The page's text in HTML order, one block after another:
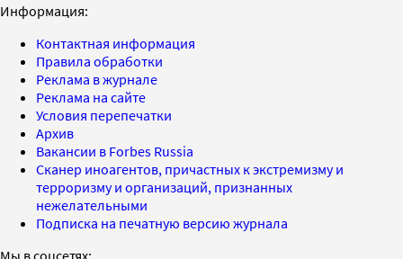
Информация:
Контактная информация
Правила обработки
Реклама в журнале
Реклама на сайте
Условия перепечатки
Архив
Вакансии в Forbes Russia
Сканер иноагентов, причастных к экстремизму и
терроризму и организаций, признанных
нежелательными
Подписка на печатную версию журнала
Мы в соцсетях: